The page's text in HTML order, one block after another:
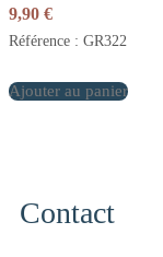
9,90 €
Référence : GR322
Ajouter au panier
Contact